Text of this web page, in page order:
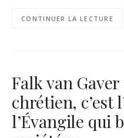
CONTINUER LA LECTURE
Falk van Gaver
chrétien, c’est
l’Évangile qui